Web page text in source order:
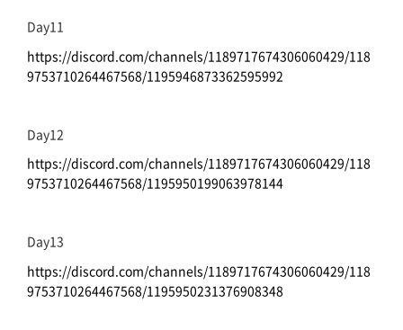
Day11
https://discord.com/channels/1189717674306060429/118
9753710264467568/1195946873362595992
Day12
https://discord.com/channels/1189717674306060429/118
9753710264467568/1195950199063978144
Day13
https://discord.com/channels/1189717674306060429/118
9753710264467568/1195950231376908348